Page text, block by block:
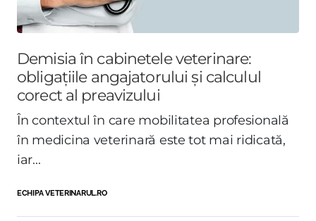
Demisia în cabinetele veterinare:
obligațiile angajatorului și calculul
corect al preavizului
În contextul în care mobilitatea profesională
în medicina veterinară este tot mai ridicată,
iar...
ECHIPA VETERINARUL.RO